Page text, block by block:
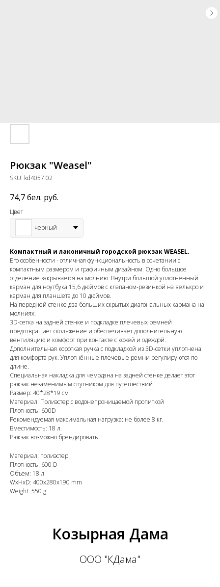
Рюкзак "Weasel"
SKU: kd4057.02
74,7бел. руб.
Цвет
черный
Компактный и лаконичный городской рюкзак WEASEL.
Его особенности - отличная функциональность в сочетании с
компактным размером и графичным дизайном. Одно большое
отделение закрывается на молнию. Внутри большой уплотненный
карман для ноутбука 15,6 дюймов с клапаном-резинкой на велькро и
карман для планшета до 10 дюймов.
На передней стенке два больших скрытых диагональных кармана на
молниях.
3D-сетка на задней стенке и подкладке плечевых ремней
предотвращает скольжение и обеспечивает дополнительную
вентиляцию и комфорт при контакте с кожей и одеждой.
Дополнительная короткая ручка с подкладкой из 3D-сетки уплотнена
для комфорта рук. Уплотнённые плечевые ремни регулируются по
длине.
Специальная накладка для чемодана на задней стенке делает этот
рюкзак незаменимым спутником для путешествий.
Размер: 40*28*19 см
Материал: Полиэстер с водонепроницаемой пропиткой
Плотность: 600D
Рекомендуемая максимальная нагрузка: не более 8 кг.
Вместимость: 18 л.
Рюкзак возможно брендировать.
Материал: полиэстер
Плотность: 600 D
Объем: 18 л
WxHxD: 400x280x190 mm
Weight: 550 g
Козырная Дама
ООО "КДама"